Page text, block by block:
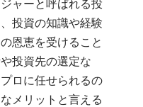
ャーと呼ばれる投
投資の知識や経験
恩恵を受けること
投資先の選定な
ロに任せられるの
メリットと言える